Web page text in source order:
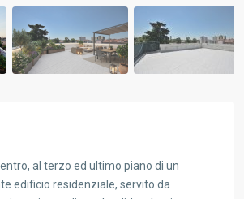
al terzo ed ultimo piano di un
edificio residenziale, servito da